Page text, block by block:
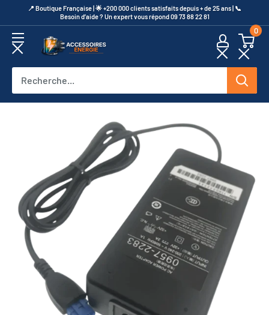
au
contenu
​📍​ Boutique Française | 🌟 +200 000 clients satisfaits depuis + de 25 ans | 📞​
Besoin d’aide ? Un expert vous répond 09 73 88 22 81
Accessoires
0